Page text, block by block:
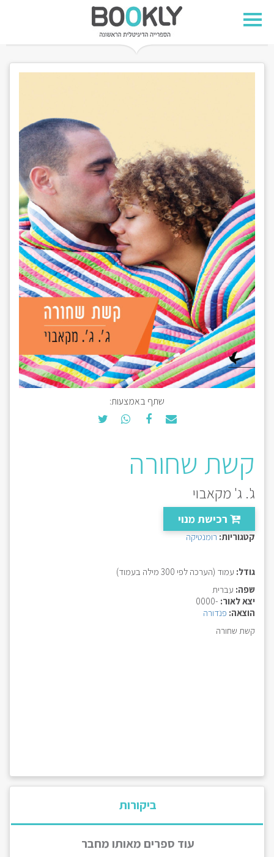
שתף באמצעות:
קשת שחורה
ג'. ג' מקאבוי
רכישת מנוי
קטגוריות: רומנטיקה
גודל: עמוד (הערכה לפי 300 מילה בעמוד)
שפה: עברית
יצא לאור: -0000
הוצאה: פנדורה
קשת שחורה
ביקורות
עוד ספרים מאותו מחבר